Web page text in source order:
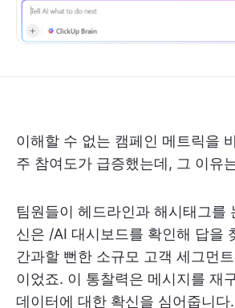
이해할 수 없는 캠페인 메트릭을
주 참여도가 급증했는데, 그 이유
팀원들이 헤드라인과 해시태그를
신은 /AI 대시보드를 확인해 답을
간과할 뻔한 소규모 고객 세그먼
이었죠. 이 통찰력은 메시지를 재
데이터에 대한 확신을 심어줍니다.